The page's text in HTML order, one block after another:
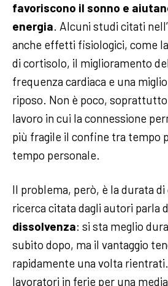
favoriscono il sonno e
energia. Alcuni studi citati
anche effetti fisiologici, come
di cortisolo, il miglioramento
frequenza cardiaca e una
riposo. Non è poco,
lavoro in cui la connessione
più fragile il confine tra tempo
tempo personale.
Il problema, però, è la durata
ricerca citata dagli autori parla
dissolvenza: si sta meglio
subito dopo, ma il vantaggio
rapidamente una volta
lavoratori in ferie per una